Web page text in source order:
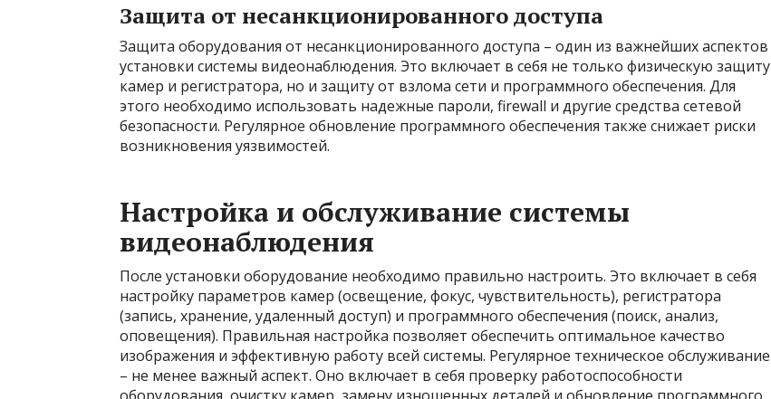
Защита от несанкционированного доступа
Защита оборудования от несанкционированного доступа – один из важнейших аспектов
установки системы видеонаблюдения. Это включает в себя не только физическую защиту
камер и регистратора, но и защиту от взлома сети и программного обеспечения. Для
этого необходимо использовать надежные пароли, firewall и другие средства сетевой
безопасности. Регулярное обновление программного обеспечения также снижает риски
возникновения уязвимостей.
Настройка и обслуживание системы
видеонаблюдения
После установки оборудование необходимо правильно настроить. Это включает в себя
настройку параметров камер (освещение, фокус, чувствительность), регистратора
(запись, хранение, удаленный доступ) и программного обеспечения (поиск, анализ,
оповещения). Правильная настройка позволяет обеспечить оптимальное качество
изображения и эффективную работу всей системы. Регулярное техническое обслуживание
– не менее важный аспект. Оно включает в себя проверку работоспособности